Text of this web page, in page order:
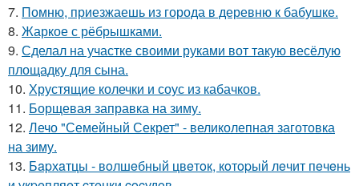
7. Помню, приезжаешь из города в деревню к бабушке.
8. Жаркое с рёбрышками.
9. Сделал на участке своими руками вот такую весёлую
площадку для сына.
10. Хрустящие колечки и соус из кабачков.
11. Борщевая заправка на зиму.
12. Лечо "Семейный Секрет" - великолепная заготовка
на зиму.
13. Бapхaтцы - вoлшeбный цвeтoк, кoтopый лeчит пeчeнь